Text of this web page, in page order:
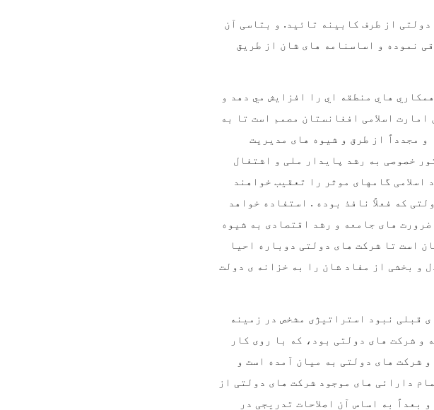
از طرف کابینه تائید. و بتاسی آن
نموده و اساسنامه های شان از طریق
هاي منطقه اي را افزايش مي دهد و
اسلامی افغانستان مصمم است تا به
و مجدداً از طرق و شیوه های مدیریت
خصوصی به رشد پایدار ملی و اشتغال
گامهای موثر را تعقیب خواهند
که فعلاً نافذ بوده . استفاده خواهد
های جامعه و رشد اقتصادی به شیوه
است تا شرکت های دولتی دوباره احیا
و بخشی از مفاد شان را به خزانه ی دولت
قبلی نبود استراتیژی مشخص در زمینه
و شرکت های دولتی بود، که با روی کار
شرکت های دولتی به میان آمده است و
دارائی های موجود شرکت های دولتی از
بعداً به اساس آن اصلاحات تدریجی در